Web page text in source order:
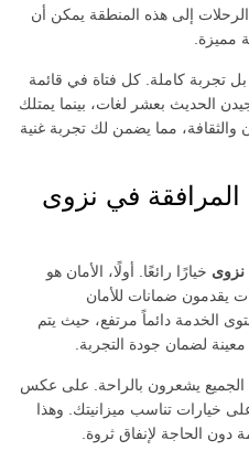
إلى هذه المنطقة يمكن أن
مميزة.
تجربة كاملة. كل فتاة في قائمة
الحديث بعشر لغات، بينما يمتلك
والثقافة، مما يضمن لك تجربة غنية
في نزوى
نزوى خيارًا رائعًا. أولًا، الأمان هو
يقدمون ضمانات للأمان
الخدمة دائماً مرتفع، حيث يتم
معينة لضمان جودة التجربة.
الجميع يشعرون بالراحة. على عكس
خيارات تناسب ميزانيتك. وهذا
دون الحاجة لإنفاق ثروة.